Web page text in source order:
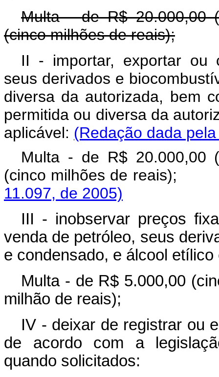
Multa - de R$ 20.000,00
(cinco milhões de reais);
II - importar, exportar ou
seus derivados e
diversa da autorizada, bem
permitida ou diversa da
aplicável: (Redação dada
Multa - de R$ 20.000,00
(cinco milhões de
11.097, de 2005)
III - inobservar preços
venda de petróleo, seus
e condensado, e álcool
Multa - de R$ 5.000,00
milhão de reais);
IV - deixar de registrar ou
de acordo com a
quando solicitados: